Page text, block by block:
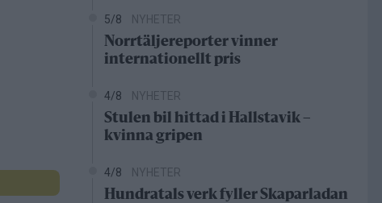
5/8 NYHETER
Norrtäljereporter vinner
internationellt pris
4/8 NYHETER
Stulen bil hittad i Hallstavik –
kvinna gripen
4/8 NYHETER
Hundratals verk fyller Skaparladan